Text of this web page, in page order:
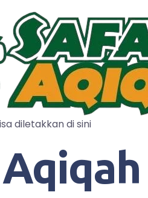
diletakkan di sini